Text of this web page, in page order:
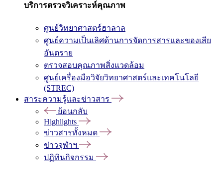
บริการตรวจวิเคราะห์คุณภาพ
ศูนย์วิทยาศาสตร์ฮาลาล
ศูนย์ความเป็นเลิศด้านการจัดการสารและของเสีย
อันตราย
ตรวจสอบคุณภาพสิ่งแวดล้อม
ศูนย์เครื่องมือวิจัยวิทยาศาสตร์และเทคโนโลยี
(STREC)
สาระความรู้และข่าวสาร
ย้อนกลับ
Highlights
ข่าวสารทั้งหมด
ข่าวจุฬาฯ
ปฏิทินกิจกรรม